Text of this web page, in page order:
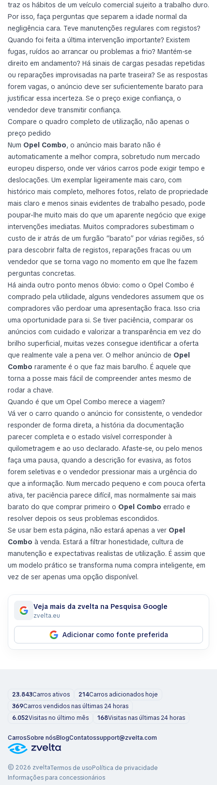
traz os hábitos de um veículo comercial sujeito a trabalho duro.
Por isso, faça perguntas que separem a idade normal da
negligência cara. Teve manutenções regulares com registos?
Quando foi feita a última intervenção importante? Existem
fugas, ruídos ao arrancar ou problemas a frio? Mantém-se
direito em andamento? Há sinais de cargas pesadas repetidas
ou reparações improvisadas na parte traseira? Se as respostas
forem vagas, o anúncio deve ser suficientemente barato para
justificar essa incerteza. Se o preço exige confiança, o
vendedor deve transmitir confiança.
Compare o quadro completo de utilização, não apenas o
preço pedido
Num Opel Combo, o anúncio mais barato não é
automaticamente a melhor compra, sobretudo num mercado
europeu disperso, onde ver vários carros pode exigir tempo e
deslocações. Um exemplar ligeiramente mais caro, com
histórico mais completo, melhores fotos, relato de propriedade
mais claro e menos sinais evidentes de trabalho pesado, pode
poupar-lhe muito mais do que um aparente negócio que exige
intervenções imediatas. Muitos compradores subestimam o
custo de ir atrás de um furgão “barato” por várias regiões, só
para descobrir falta de registos, reparações fracas ou um
vendedor que se torna vago no momento em que lhe fazem
perguntas concretas.
Há ainda outro ponto menos óbvio: como o Opel Combo é
comprado pela utilidade, alguns vendedores assumem que os
compradores vão perdoar uma apresentação fraca. Isso cria
uma oportunidade para si. Se tiver paciência, comparar os
anúncios com cuidado e valorizar a transparência em vez do
brilho superficial, muitas vezes consegue identificar a oferta
que realmente vale a pena ver. O melhor anúncio de Opel
Combo raramente é o que faz mais barulho. É aquele que
torna a posse mais fácil de compreender antes mesmo de
rodar a chave.
Quando é que um Opel Combo merece a viagem?
Vá ver o carro quando o anúncio for consistente, o vendedor
responder de forma direta, a história da documentação
parecer completa e o estado visível corresponder à
quilometragem e ao uso declarado. Afaste-se, ou pelo menos
faça uma pausa, quando a descrição for evasiva, as fotos
forem seletivas e o vendedor pressionar mais a urgência do
que a informação. Num mercado pequeno e com pouca oferta
ativa, ter paciência parece difícil, mas normalmente sai mais
barato do que comprar primeiro o Opel Combo errado e
resolver depois os seus problemas escondidos.
Se usar bem esta página, não estará apenas a ver Opel
Combo à venda. Estará a filtrar honestidade, cultura de
manutenção e expectativas realistas de utilização. É assim que
um modelo prático se transforma numa compra inteligente, em
vez de ser apenas uma opção disponível.
Veja mais da zvelta na Pesquisa Google
zvelta.eu
Adicionar como fonte preferida
23.843Carros ativos 214Carros adicionados hoje
369Carros vendidos nas últimas 24 horas
6.052Visitas no último mês 168Visitas nas últimas 24 horas
CarrosSobre nósBlogContatossupport@zvelta.com
© 2026 zveltaTermos de usoPolítica de privacidade
Informações para concessionários